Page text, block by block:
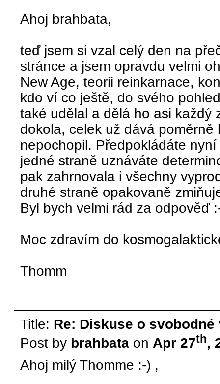
Ahoj brahbata,
teď jsem si vzal celý den na
stránce a jsem opravdu velmi
New Age, teorii reinkarnace,
kdo ví co ještě, do svého
také udělal a dělá ho asi každý
dokola, celek už dává
nepochopil. Předpokládáte
jedné straně uznáváte
pak zahrnovala i všechny
druhé straně opakovaně
Byl bych velmi rád za odpověď
Moc zdravím do
Thomm
Title: Re: Diskuse o svobodné
Post by brahbataon Apr 27th,
Ahoj milý Thomme :-) ,